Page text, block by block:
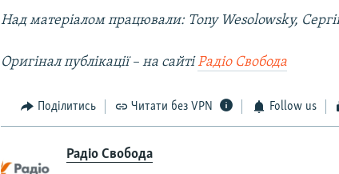
Над матеріалом працювали: Tony Wesolowsky,
Оригінал публікації – на сайтіРадіо Свобода
Поділитись Читати без VPN Follow us
Радіо Свобода